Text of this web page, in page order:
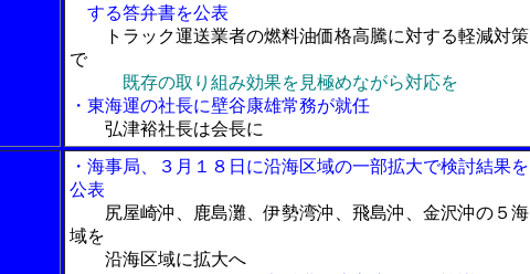
する答弁書を公表
トラック運送業者の燃料油価格高騰に対する軽減対策
で
既存の取り組み効果を見極めながら対応を
・東海運の社長に壁谷康雄常務が就任
弘津裕社長は会長に
・海事局、３月１８日に沿海区域の一部拡大で検討結果を
公表
尻屋崎沖、鹿島灘、伊勢湾沖、飛島沖、金沢沖の５海
域を
沿海区域に拡大へ